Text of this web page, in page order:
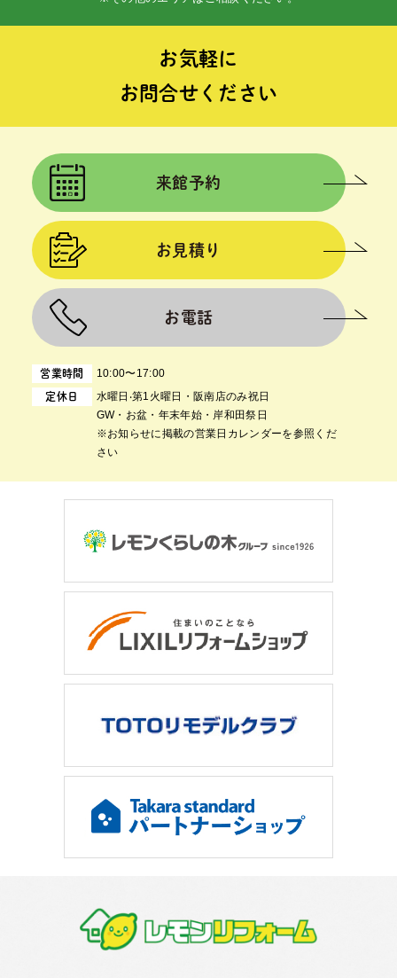
お気軽に
お問合せください
営業時間 10:00〜17:00
定休日
⽔曜⽇‧第1⽕曜⽇・阪南店のみ祝日
GW・お盆・年末年始・岸和田祭日
※お知らせに掲載の営業日カレンダーを参照くだ
さい
来館予約
お見積り
お電話